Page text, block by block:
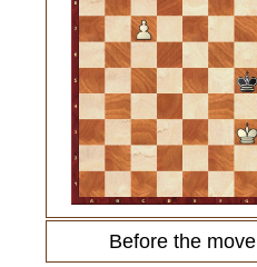
Before the move